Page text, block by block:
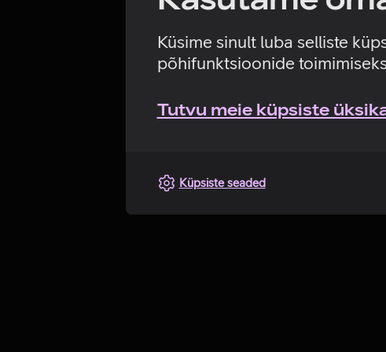
Küsime sinult luba selliste
põhifunktsioonide
Tutvu meie küpsiste
Küpsiste seaded